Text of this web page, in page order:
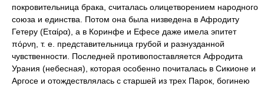
покровительница брака, считалась олицетворением народного
союза и единства. Потом она была низведена в Афродиту
Гетеру (Εταίρα), а в Коринфе и Ефесе даже имела эпитет
πόρνη, т. е. представительница грубой и разнузданной
чувственности. Последней противопоставляется Афродита
Урания (небесная), которая особенно почиталась в Сикионе и
Аргосе и отождествлялась с старшей из трех Парок, богинею